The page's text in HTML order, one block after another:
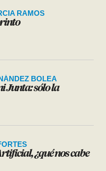
RAMOS
Junta: sólo la
BOLEA
¿qué nos cabe